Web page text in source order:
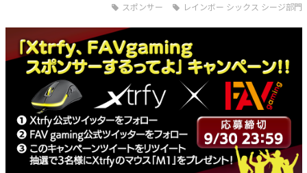
スポンサー レインボー シックス シージ部門